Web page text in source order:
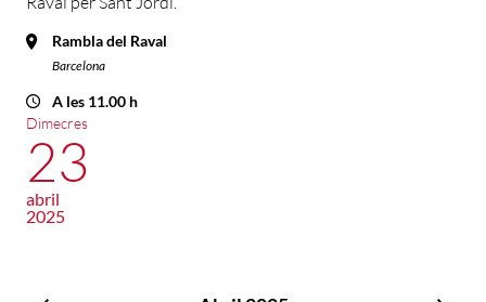
Rambla del Raval
Barcelona
A les 11.00 h
Dimecres
23
abril
2025